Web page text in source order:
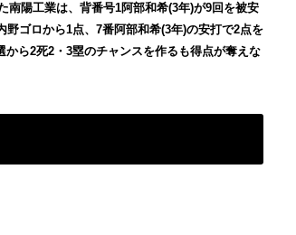
南陽工業は、背番号1阿部和希(3年)が9回を被安
ゴロから1点、7番阿部和希(3年)の安打で2点を
ら2死2・3塁のチャンスを作るも得点が奪えな